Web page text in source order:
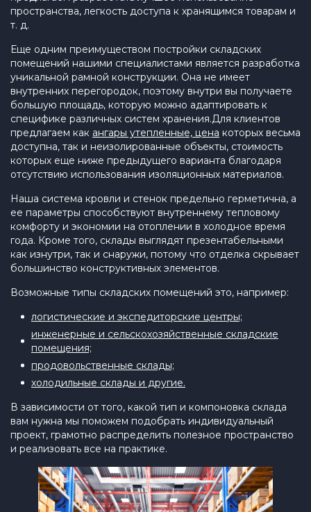
пространства, легкость доступа к хранящимся товарам и
т. д.
Еще одним преимуществом постройки складских
помещений нашими специалистами является разработка
уникальной рамной конструкции. Она не имеет
внутренних перегородок, поэтому внутри вы получаете
большую площадь, которую можно адаптировать к
специфике различных систем хранения.Для клиентов
предлагаем как ангары утепленные, цена которых весьма
доступна, так и неизолированные объекты, стоимость
которых еще ниже предыдущего варианта благодаря
отсутствию использования изоляционных материалов.
Наша система кровли и стенок предельно герметична, а
ее параметры способствуют внутреннему тепловому
комфорту и экономии на отоплении в холодное время
года. Кроме того, склады выглядят презентабельными
как изнутри, так и снаружи, потому что отделка скрывает
большинство конструктивных элементов.
Возможные типы складских помещений это, например:
логистические и экспедиторские центры;
инженерные и сельскохозяйственные складские
помещения;
продовольственные склады;
холодильные склады и другие.
В зависимости от того, какой тип и компоновка склада
вам нужна мы поможем подобрать индивидуальный
проект, грамотно распределить полезное пространство
и реализовать все на практике.